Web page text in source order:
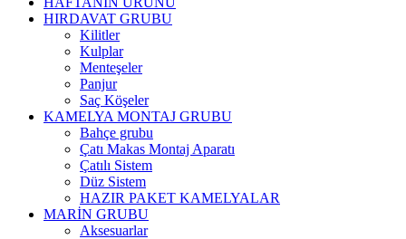
HIRDAVAT GRUBU
Kilitler
Kulplar
Menteşeler
Panjur
Saç Köşeler
KAMELYA MONTAJ GRUBU
Bahçe grubu
Çatı Makas Montaj Aparatı
Çatılı Sistem
Düz Sistem
HAZIR PAKET KAMELYALAR
MARİN GRUBU
Aksesuarlar